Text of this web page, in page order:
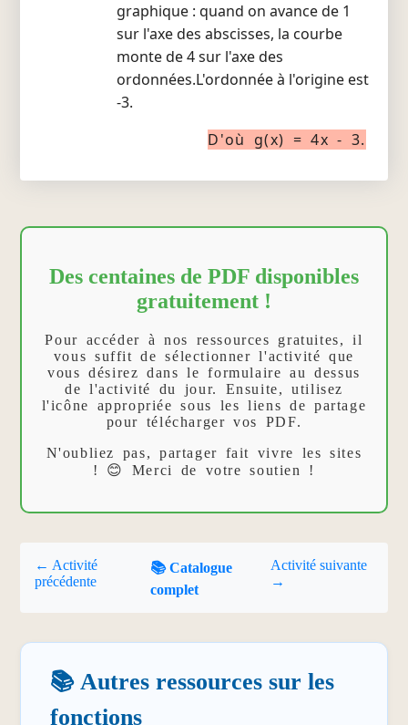
graphique : quand on avance de 1
sur l'axe des abscisses, la courbe
monte de 4 sur l'axe des
ordonnées.L'ordonnée à l'origine est
-3.
D'où g(x) = 4x - 3.
Des centaines de PDF disponibles
gratuitement !
Pour accéder à nos ressources gratuites, il
vous suffit de sélectionner l'activité que
vous désirez dans le formulaire au dessus
de l'activité du jour. Ensuite, utilisez
l'icône appropriée sous les liens de partage
pour télécharger vos PDF.
N'oubliez pas, partager fait vivre les sites
! 😊 Merci de votre soutien !
← Activité
précédente
📚 Catalogue
complet
Activité suivante
→
📚 Autres ressources sur les
fonctions